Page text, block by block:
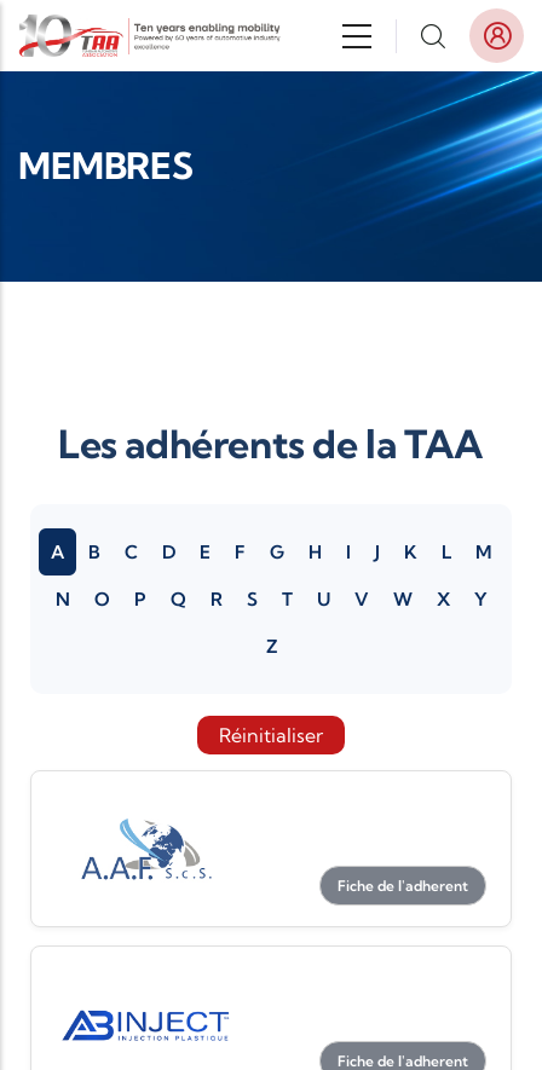
Aller au contenu principal
MEMBRES
Les adhérents de la TAA
A B C D E F G H I J K L M
N O P Q R S T U V W X Y
Z
Réinitialiser
Fiche de l'adherent
Fiche de l'adherent